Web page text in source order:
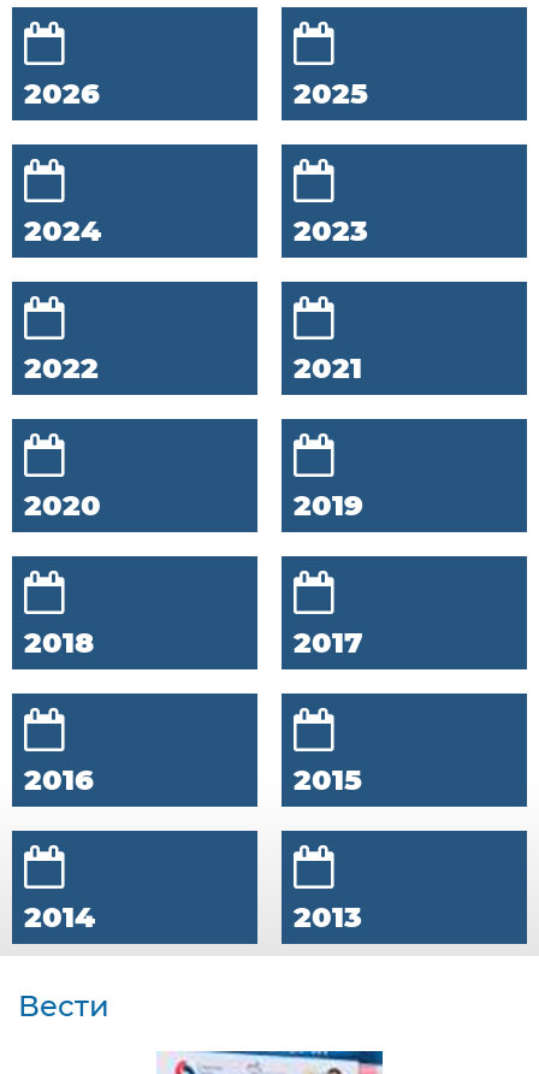
2026 2025
2024 2023
2022 2021
2020 2019
2018 2017
2016 2015
2014 2013
Вести